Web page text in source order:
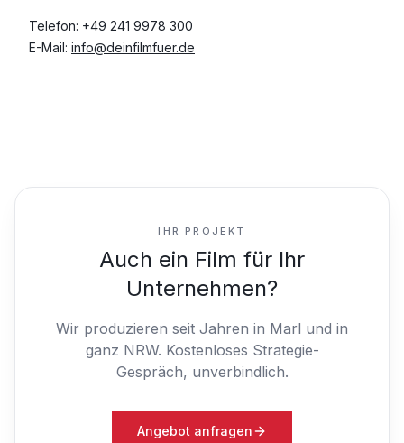
Telefon: +49 241 9978 300
E-Mail: info@deinfilmfuer.de
IHR PROJEKT
Auch ein Film für Ihr
Unternehmen?
Wir produzieren seit Jahren in Marl und in
ganz NRW. Kostenloses Strategie-
Gespräch, unverbindlich.
Angebot anfragen